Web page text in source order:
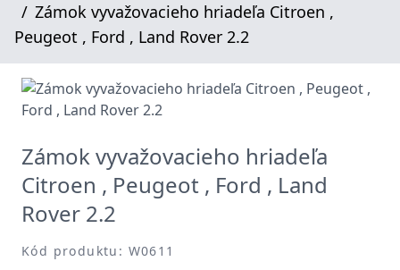
Zámok vyvažovacieho hriadeľa Citroen ,
Peugeot , Ford , Land Rover 2.2
Zámok vyvažovacieho hriadeľa
Citroen , Peugeot , Ford , Land
Rover 2.2
Kód produktu: W0611